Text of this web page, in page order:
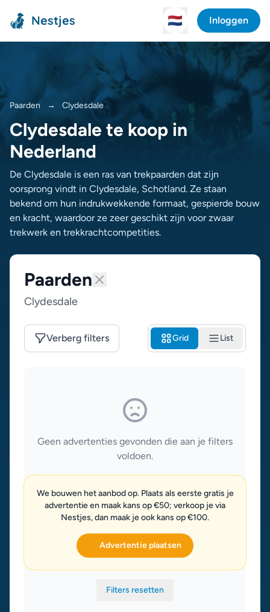
Nestjes 🇳🇱 Inloggen
Paarden → Clydesdale
Clydesdale te koop in
Nederland
De Clydesdale is een ras van trekpaarden dat zijn
oorsprong vindt in Clydesdale, Schotland. Ze staan
bekend om hun indrukwekkende formaat, gespierde bouw
en kracht, waardoor ze zeer geschikt zijn voor zwaar
trekwerk en trekkrachtcompetities.
Paarden
Clydesdale
Verberg filters Grid List
Geen advertenties gevonden die aan je filters
voldoen.
We bouwen het aanbod op. Plaats als eerste gratis je
advertentie en maak kans op €50; verkoop je via
Nestjes, dan maak je ook kans op €100.
Advertentie plaatsen
Filters resetten